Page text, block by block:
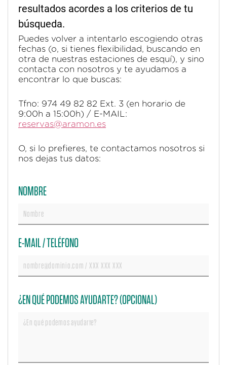
resultados acordes a los criterios de tu
búsqueda.
Puedes volver a intentarlo escogiendo otras
fechas (o, si tienes flexibilidad, buscando en
otra de nuestras estaciones de esquí), y sino
contacta con nosotros y te ayudamos a
encontrar lo que buscas:
Tfno: 974 49 82 82 Ext. 3 (en horario de
9:00h a 15:00h) / E-MAIL:
reservas@aramon.es
O, si lo prefieres, te contactamos nosotros si
nos dejas tus datos:
NOMBRE
E-MAIL / TELÉFONO
¿EN QUÉ PODEMOS AYUDARTE? (OPCIONAL)